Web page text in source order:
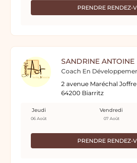
PRENDRE RENDEZ-
SANDRINE ANTOINE
Coach En
2 avenue Maréchal Joffre
64200 Biarritz
PRENDRE RENDEZ-
Jeudi
06 Août
Vendredi
07 Août